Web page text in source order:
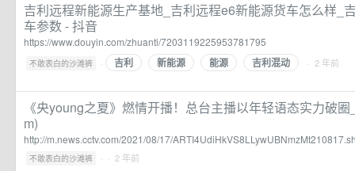
吉利远程新能源生产基地_吉利远程e6新能源货车怎么样_
车参数 - 抖音
https://www.douyin.com/zhuanti/7203119225953781795
不敢表白的沙滩裤 · 吉利 新能源 能源 吉利混动 · 2 年前
《央young之夏》燃情开播！总台主播以年轻语态实力破
m)
http://m.news.cctv.com/2021/08/17/
不敢表白的沙滩裤 · · 2 年前